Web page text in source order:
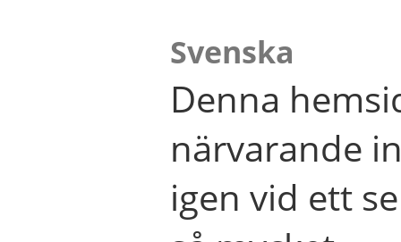
Svenska
Denna
närvarande
igen vid ett